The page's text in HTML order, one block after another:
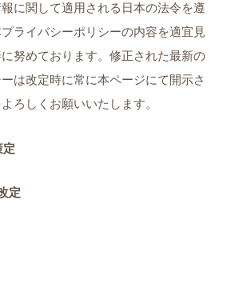
に関して適用される日本の法令を遵
ライバシーポリシーの内容を適宜見
努めております。修正された最新の
は改定時に常に本ページにて開示さ
ろしくお願いいたします。
定